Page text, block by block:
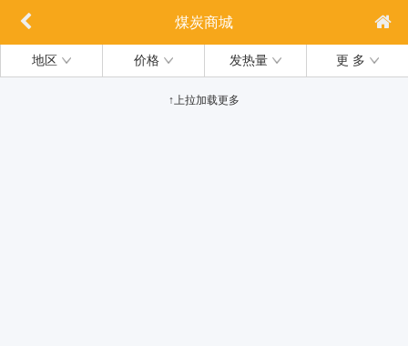
煤炭商城
地区 价格 发热量 更 多
↑上拉加载更多